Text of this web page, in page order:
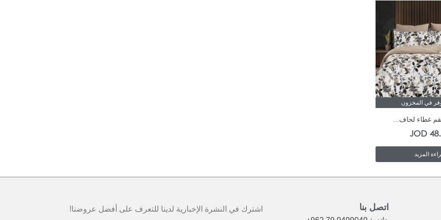
في المخزون
غطاء لحاف...
JOD
المزيد
اتصل بنا اشترك في النشرة الإخبارية لدينا للتعرف على أفضل عروضنا!